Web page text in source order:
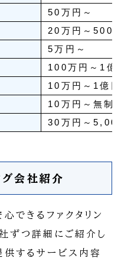
50万円～
20万円～
5万円～
100万円～1億
10万円～1億円
10万円～無制
30万円～
グ会社紹介
できるファクタリン
ずつ詳細にご紹介し
するサービス内容